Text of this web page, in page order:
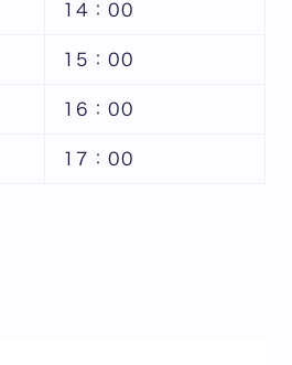
14：00
15：00
16：00
17：00